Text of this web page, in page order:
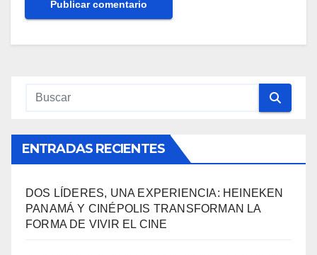
ENTRADAS RECIENTES
DOS LÍDERES, UNA EXPERIENCIA: HEINEKEN
PANAMÁ Y CINÉPOLIS TRANSFORMAN LA
FORMA DE VIVIR EL CINE